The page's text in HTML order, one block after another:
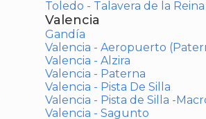
Toledo - Talavera de la Reina
Valencia
Gandía
Valencia - Aeropuerto
Valencia - Alzira
Valencia - Paterna
Valencia - Pista De Silla
Valencia - Pista de Silla -
Valencia - Sagunto